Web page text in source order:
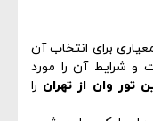
برای انتخاب آن
و شرایط آن را مورد
تور وان از تهران را